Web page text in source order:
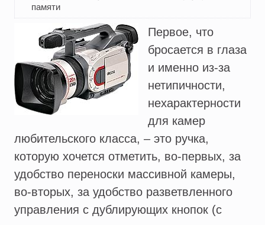
памяти
Первое, что
бросается в глаза
и именно из-за
нетипичности,
нехарактерности
для камер
любительского класса, – это ручка,
которую хочется отметить, во-первых, за
удобство переноски массивной камеры,
во-вторых, за удобство разветвленного
управления с дублирующих кнопок (с